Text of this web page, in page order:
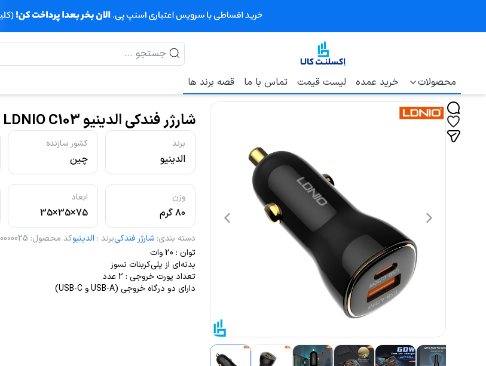
محصولات خرید عمده لیست قیمت تماس با ما قصه برند ها
شارژر فندکی الدینیو LDNIO C103 با کابل TypeC
برند
الدینیو
کشور سازنده
چین
وزن
۸۰ گرم
ابعاد
75×35×35
میلی‌متر
دسته بندی: شارژر فندکیبرند : الدینیوکد محصول:
توان : 20 وات
بدنه‌ای از پلی‌کربنات نسوز
تعداد پورت خروجی : 2 عدد
دارای دو درگاه خروجی (USB-A و USB-C)